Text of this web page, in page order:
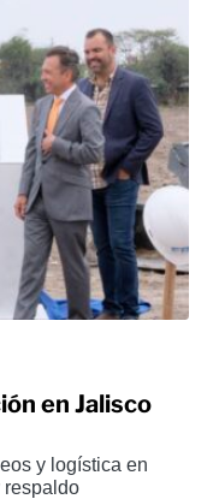
en Jalisco
y logística en
respaldo